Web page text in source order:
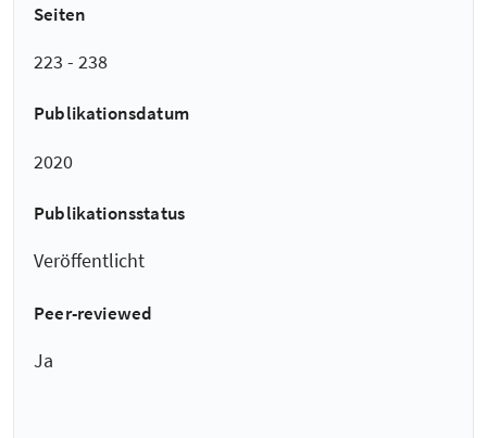
Seiten
223 - 238
Publikationsdatum
2020
Publikationsstatus
Veröffentlicht
Peer-reviewed
Ja